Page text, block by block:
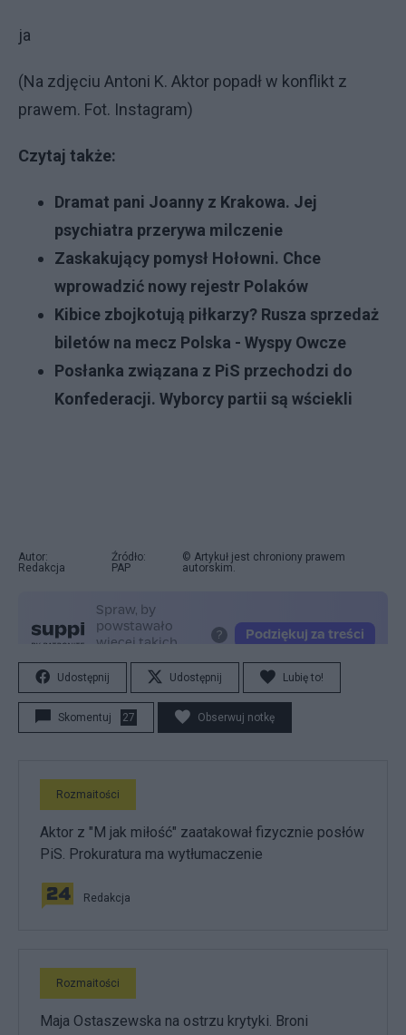
ja
(Na zdjęciu Antoni K. Aktor popadł w konflikt z
prawem. Fot. Instagram)
Czytaj także:
Dramat pani Joanny z Krakowa. Jej
psychiatra przerywa milczenie
Zaskakujący pomysł Hołowni. Chce
wprowadzić nowy rejestr Polaków
Kibice zbojkotują piłkarzy? Rusza sprzedaż
biletów na mecz Polska - Wyspy Owcze
Posłanka związana z PiS przechodzi do
Konfederacji. Wyborcy partii są wściekli
Autor:
Redakcja
Źródło:
PAP
© Artykuł jest chroniony prawem
autorskim.
Udostępnij Udostępnij Lubię to!
Skomentuj 27 Obserwuj notkę
Rozmaitości
Aktor z "M jak miłość" zaatakował fizycznie posłów
PiS. Prokuratura ma wytłumaczenie
Redakcja
Rozmaitości
Maja Ostaszewska na ostrzu krytyki. Broni